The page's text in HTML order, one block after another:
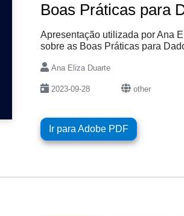
Boas Práticas para
Apresentação utilizada por Ana
sobre as Boas Práticas para
Ana Eliza Duarte
2023-09-28 other
Ir para Adobe PDF